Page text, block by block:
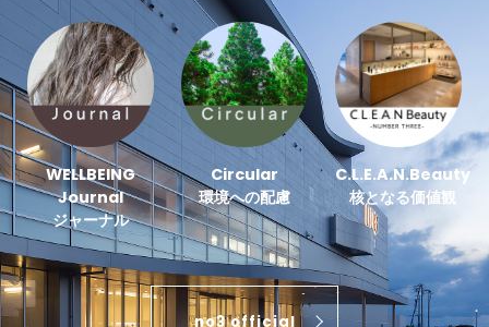
WELLBEING
Journal
ジャーナル
Circular
環境への配慮
C.L.E.A.N.Beauty
核となる価値観
no3 official